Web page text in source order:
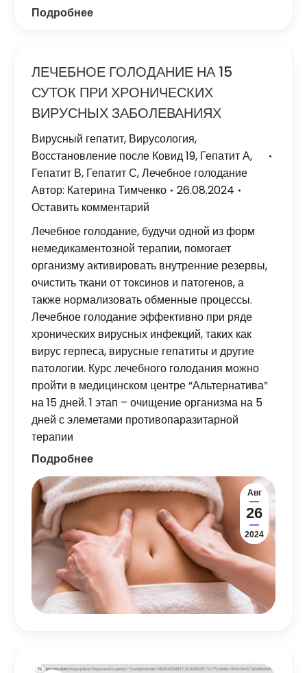
Подробнее
ЛЕЧЕБНОЕ ГОЛОДАНИЕ НА 15
СУТОК ПРИ ХРОНИЧЕСКИХ
ВИРУСНЫХ ЗАБОЛЕВАНИЯХ
Вирусный гепатит, Вирусология,
Восстановление после Ковид 19, Гепатит А,
Гепатит В, Гепатит С,Лечебное голодание
Автор: Катерина Тимченко
26.08.2024
Оставить комментарий
Лечебное голодание, будучи одной из форм
немедикаментозной терапии, помогает
организму активировать внутренние резервы,
очистить ткани от токсинов и патогенов, а
также нормализовать обменные процессы.
Лечебное голодание эффективно при ряде
хронических вирусных инфекций, таких как
вирус герпеса, вирусные гепатиты и другие
патологии. Курс лечебного голодания можно
пройти в медицинском центре “Альтернатива”
на 15 дней. 1 этап – очищение организма на 5
дней с элеметами противопаразитарной
терапии
Подробнее
Авг
26
2024